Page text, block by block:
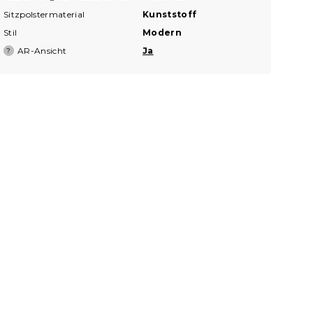
Sitzpolstermaterial
Kunststoff
Stil
Modern
? AR-Ansicht Ja